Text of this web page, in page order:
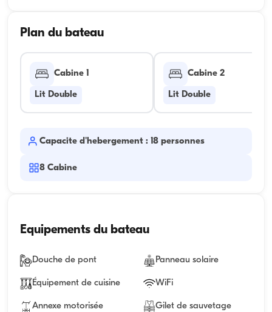
Plan du bateau
Cabine 1
Lit Double
Cabine 2
Lit Double
Capacite d'hebergement : 18 personnes
8 Cabine
Equipements du bateau
Douche de pont Panneau solaire
Équipement de cuisine WiFi
Annexe motorisée Gilet de sauvetage